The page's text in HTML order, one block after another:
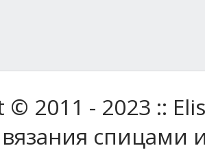
© 2011 - 2023 ::
спицами